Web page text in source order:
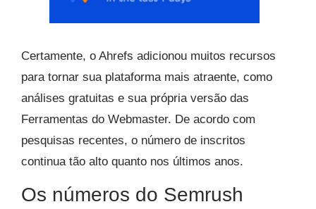
Certamente, o Ahrefs adicionou muitos recursos
para tornar sua plataforma mais atraente, como
análises gratuitas e sua própria versão das
Ferramentas do Webmaster. De acordo com
pesquisas recentes, o número de inscritos
continua tão alto quanto nos últimos anos.
Os números do Semrush